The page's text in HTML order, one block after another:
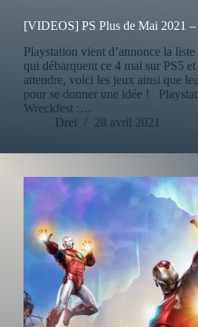
[VIDEOS] PS Plus de Mai 2021 –
Playstation vient d’annonce la
qui débarquent ce 4 mai sur PS5
attendre, voici les jeux ainsi que
pour se donner une idée !
Wreckfest :…
Drei
28 avril 2021